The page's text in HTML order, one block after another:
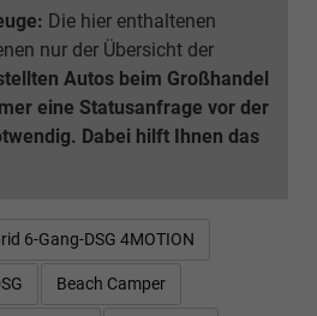
Die hier enthaltenen
nur der Übersicht der
Autos beim Großhandel
eine Statusanfrage vor der
Dabei hilft Ihnen das
6-Gang-DSG 4MOTION
Beach Camper